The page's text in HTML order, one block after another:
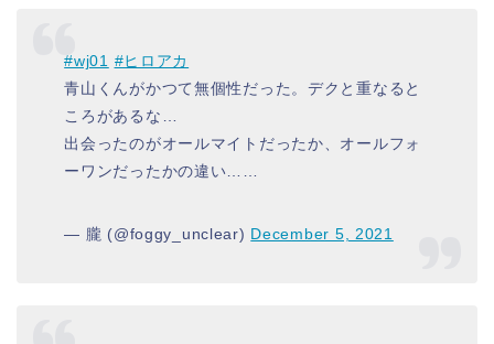
#wj01 #ヒロアカ
青山くんがかつて無個性だった。デクと重なると
ころがあるな…
出会ったのがオールマイトだったか、オールフォ
ーワンだったかの違い……
— 朧 (@foggy_unclear) December 5, 2021